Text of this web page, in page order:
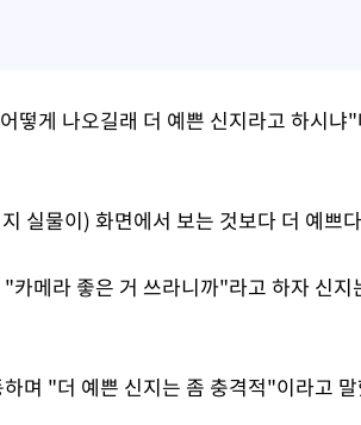
떻게 나오길래 더 예쁜 신지라고 하시
실물이) 화면에서 보는 것보다 더 예쁘
카메라 좋은 거 쓰라니까"라고 하자 신
며 "더 예쁜 신지는 좀 충격적"이라고